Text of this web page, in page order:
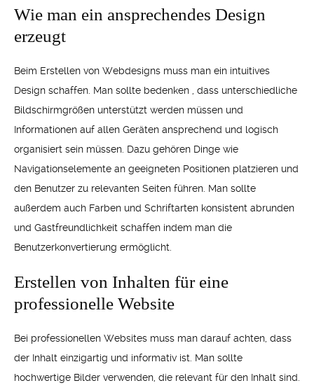
Wie man ein ansprechendes Design
erzeugt
Beim Erstellen von Webdesigns muss man ein intuitives
Design schaffen. Man sollte bedenken , dass unterschiedliche
Bildschirmgrößen unterstützt werden müssen und
Informationen auf allen Geräten ansprechend und logisch
organisiert sein müssen. Dazu gehören Dinge wie
Navigationselemente an geeigneten Positionen platzieren und
den Benutzer zu relevanten Seiten führen. Man sollte
außerdem auch Farben und Schriftarten konsistent abrunden
und Gastfreundlichkeit schaffen indem man die
Benutzerkonvertierung ermöglicht.
Erstellen von Inhalten für eine
professionelle Website
Bei professionellen Websites muss man darauf achten, dass
der Inhalt einzigartig und informativ ist. Man sollte
hochwertige Bilder verwenden, die relevant für den Inhalt sind.